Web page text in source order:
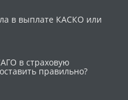
в выплате КАСКО или
в страховую
правильно?